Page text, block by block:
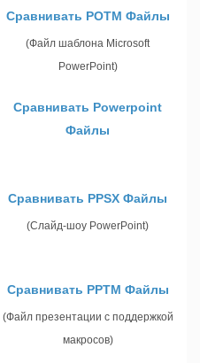
Сравнивать POTM Файлы
(Файл шаблона Microsoft
PowerPoint)
Сравнивать Powerpoint
Файлы
Сравнивать PPSX Файлы
(Слайд-шоу PowerPoint)
Сравнивать PPTM Файлы
(Файл презентации с поддержкой
макросов)